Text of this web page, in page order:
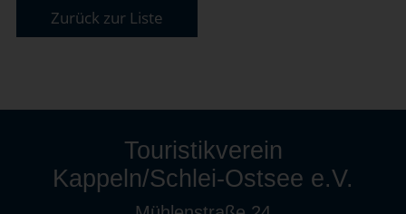
Zurück zur Liste
Touristikverein
Kappeln/Schlei-Ostsee e.V.